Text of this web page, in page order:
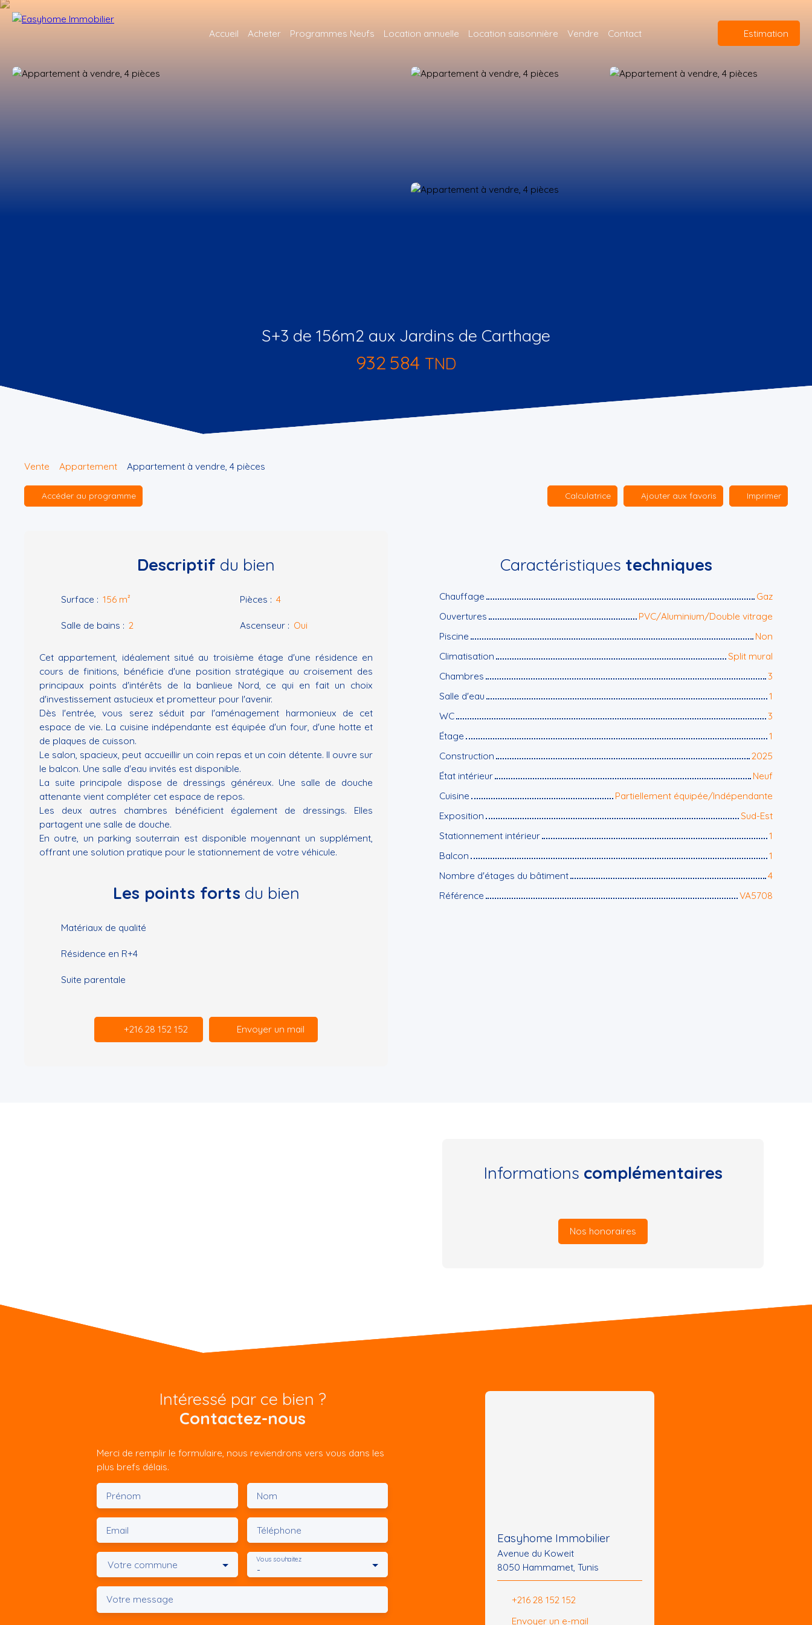
Accueil Acheter Programmes Neufs Location annuelle Location saisonnière Vendre Contact Estimation
S+3 de 156m2 aux Jardins de Carthage
932 584 TND
Vente Appartement Appartement à vendre, 4 pièces
Accéder au programme Calculatrice Ajouter aux favoris Imprimer
Descriptif du bien
Surface : 156 m² Pièces : 4
Salle de bains : 2 Ascenseur : Oui
Cet appartement, idéalement situé au troisième étage d'une résidence en
cours de finitions, bénéficie d'une position stratégique au croisement des
principaux points d'intérêts de la banlieue Nord, ce qui en fait un choix
d'investissement astucieux et prometteur pour l'avenir.
Dès l'entrée, vous serez séduit par l'aménagement harmonieux de cet
espace de vie. La cuisine indépendante est équipée d'un four, d'une hotte et
de plaques de cuisson.
Le salon, spacieux, peut accueillir un coin repas et un coin détente. Il ouvre sur
le balcon. Une salle d'eau invités est disponible.
La suite principale dispose de dressings généreux. Une salle de douche
attenante vient compléter cet espace de repos.
Les deux autres chambres bénéficient également de dressings. Elles
partagent une salle de douche.
En outre, un parking souterrain est disponible moyennant un supplément,
offrant une solution pratique pour le stationnement de votre véhicule.
Les points forts du bien
Matériaux de qualité
Résidence en R+4
Suite parentale
+216 28 152 152 Envoyer un mail
Caractéristiques techniques
Chauffage
Gaz
Ouvertures
PVC/Aluminium/Double vitrage
Piscine
Non
Climatisation
Split mural
Chambres
3
Salle d'eau
1
WC
3
Étage
1
Construction
2025
État intérieur
Neuf
Cuisine
Partiellement équipée/Indépendante
Exposition
Sud-Est
Stationnement intérieur
1
Balcon
1
Nombre d'étages du bâtiment
4
Référence
VA5708
Informations complémentaires
Nos honoraires
Intéressé par ce bien ?
Contactez-nous
Merci de remplir le formulaire, nous reviendrons vers vous dans les
plus brefs délais.
Prénom Nom
Email Téléphone
Votre commune -
Vous souhaitez
Votre message
Easyhome Immobilier
Avenue du Koweit
8050 Hammamet, Tunis
+216 28 152 152
Envoyer un e-mail